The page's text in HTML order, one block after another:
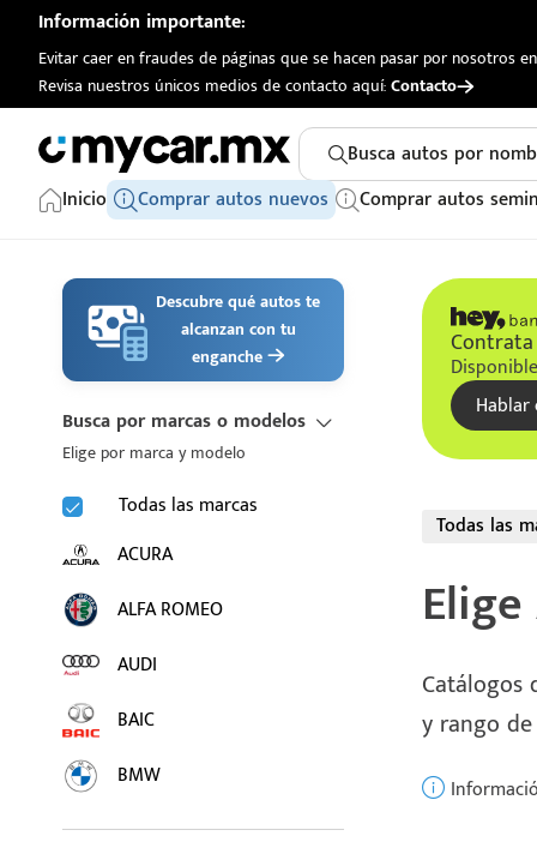
Información importante:
Evitar caer en fraudes de páginas que se hacen pasar por nosotros
Revisa nuestros únicos medios de contacto aquí:Contacto
Busca autos por
Inicio Comprar autos nuevos Comprar autos
Descubre qué autos te
alcanzan con tu
enganche
Busca por marcas o modelos
Elige por marca y modelo
Todas las marcas
ACURA
ALFA ROMEO
AUDI
BAIC
BMW
BUICK
Todas las
Catálogos
y rango